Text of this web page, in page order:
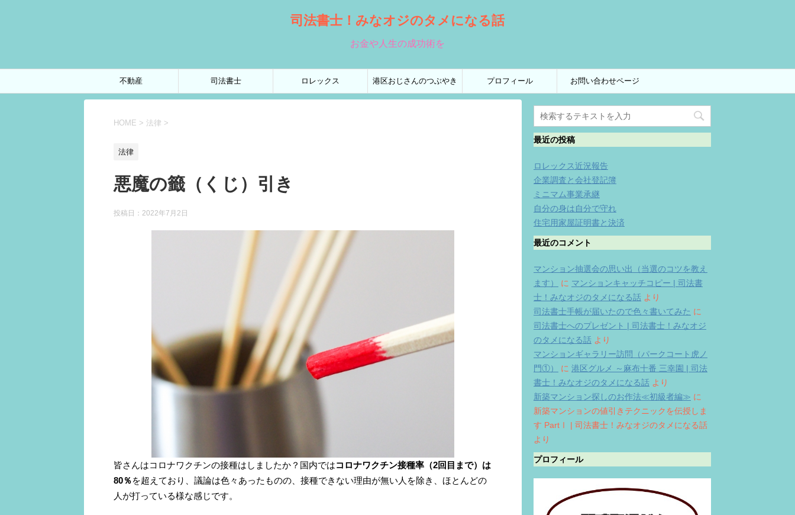
司法書士！みなオジのタメになる話
お金や人生の成功術を
不動産 司法書士 ロレックス 港区おじさんのつぶやき プロフィール お問い合わせページ
HOME > 法律 >
法律
悪魔の籤（くじ）引き
投稿日： 2022年7月2日
皆さんはコロナワクチンの接種はしましたか？国内ではコロナワクチン接種率（2回目まで）は
80％を超えており、議論は色々あったものの、接種できない理由が無い人を除き、ほとんどの
人が打っている様な感じです。
最近の投稿
ロレックス近況報告
企業調査と会社登記簿
ミニマム事業承継
自分の身は自分で守れ
住宅用家屋証明書と決済
最近のコメント
マンション抽選会の思い出（当選のコツを教え
ます）
に マンションキャッチコピー | 司法書
士！みなオジのタメになる話 より
司法書士手帳が届いたので色々書いてみた に
司法書士へのプレゼント | 司法書士！みなオジ
のタメになる話 より
マンションギャラリー訪問（パークコート虎ノ
門①）
に 港区グルメ ～麻布十番 三幸園 | 司法
書士！みなオジのタメになる話 より
新築マンション探しのお作法≪初級者編≫ に
新築マンションの値引きテクニックを伝授しま
す PartⅠ | 司法書士！みなオジのタメになる話
より
プロフィール